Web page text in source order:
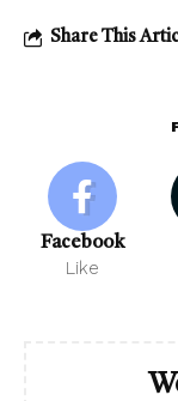
Share This
Facebook
Like